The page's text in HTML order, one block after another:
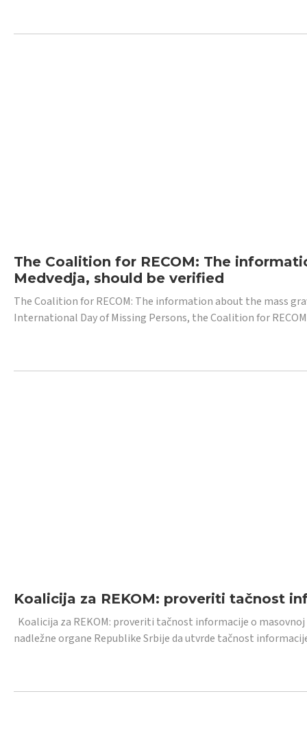
The Coalition for RECOM: The
Medvedja, should be verified
The Coalition for RECOM: The information about the mass
International Day of Missing Persons, the Coalition for
Koalicija za REKOM: proveriti tačnost
Koalicija za REKOM: proveriti tačnost informacije o
nadležne organe Republike Srbije da utvrde tačnost